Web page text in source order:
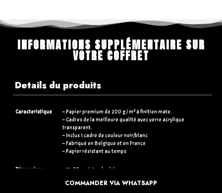
INFORMATIONS SUPPLÉMENTAIRE SUR
VOTRE COFFRET
Details du produits
Caracteristique
– Papier premium de 200 g / m² à finition mate.
– Cadres de la meilleure qualité avec verre acrylique
transparent.
– Inclus 1 cadre de couleur noir/blanc
– Fabriqué en Belgique et en France
– Papier résistant au temps
Dimensions
– 21×30 cm (standards)
– 50×70 cm (+15€)
COMMANDER VIA WHATSAPP